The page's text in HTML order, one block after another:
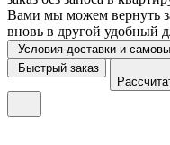
Вами мы можем вернуть
вновь в другой удобный
Условия доставки и
Быстрый заказ